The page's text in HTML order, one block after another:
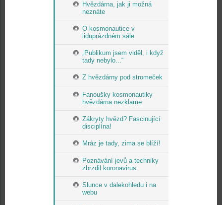
Hvězdárna, jak ji možná
neznáte
O kosmonautice v
liduprázdném sále
„Publikum jsem viděl, i když
tady nebylo...“
Z hvězdárny pod stromeček
Fanoušky kosmonautiky
hvězdárna nezklame
Zákryty hvězd? Fascinující
disciplína!
Mráz je tady, zima se blíží!
Poznávání jevů a techniky
zbrzdil koronavirus
Slunce v dalekohledu i na
webu